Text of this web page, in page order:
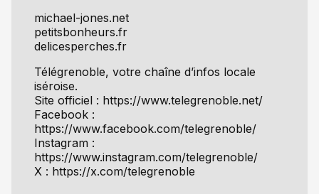
michael-jones.net
petitsbonheurs.fr
delicesperches.fr
Télégrenoble, votre chaîne d’infos locale
iséroise.
Site officiel : https://www.telegrenoble.net/
Facebook :
https://www.facebook.com/telegrenoble/
Instagram :
https://www.instagram.com/telegrenoble/
X : https://x.com/telegrenoble